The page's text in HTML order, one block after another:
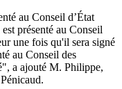
au Conseil d’État
présenté au Conseil
une fois qu'il sera signé
au Conseil des
a ajouté M. Philippe,